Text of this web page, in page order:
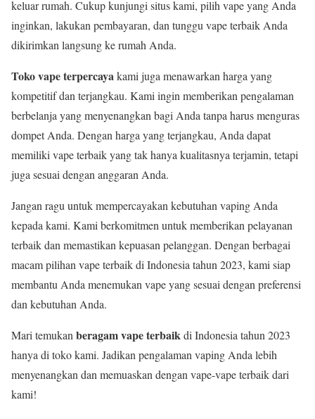
keluar rumah. Cukup kunjungi situs kami, pilih vape yang Anda
inginkan, lakukan pembayaran, dan tunggu vape terbaik Anda
dikirimkan langsung ke rumah Anda.
Toko vape terpercayakami juga menawarkan harga yang
kompetitif dan terjangkau. Kami ingin memberikan pengalaman
berbelanja yang menyenangkan bagi Anda tanpa harus menguras
dompet Anda. Dengan harga yang terjangkau, Anda dapat
memiliki vape terbaik yang tak hanya kualitasnya terjamin, tetapi
juga sesuai dengan anggaran Anda.
Jangan ragu untuk mempercayakan kebutuhan vaping Anda
kepada kami. Kami berkomitmen untuk memberikan pelayanan
terbaik dan memastikan kepuasan pelanggan. Dengan berbagai
macam pilihan vape terbaik di Indonesia tahun 2023, kami siap
membantu Anda menemukan vape yang sesuai dengan preferensi
dan kebutuhan Anda.
Mari temukan beragam vape terbaikdi Indonesia tahun 2023
hanya di toko kami. Jadikan pengalaman vaping Anda lebih
menyenangkan dan memuaskan dengan vape-vape terbaik dari
kami!